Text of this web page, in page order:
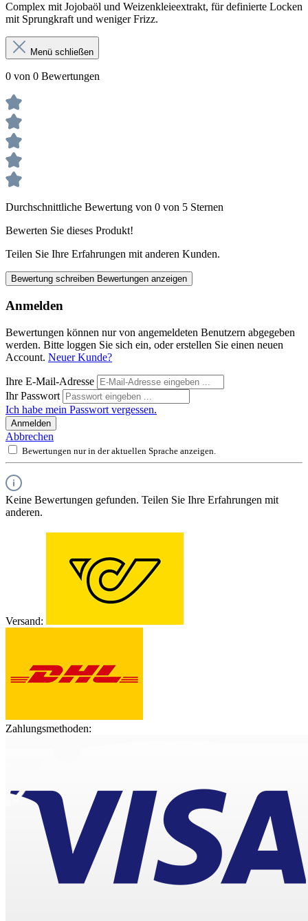
Complex mit Jojobaöl und Weizenkleieextrakt, für definierte Locken
mit Sprungkraft und weniger Frizz.
Menü schließen
0 von 0 Bewertungen
Durchschnittliche Bewertung von 0 von 5 Sternen
Bewerten Sie dieses Produkt!
Teilen Sie Ihre Erfahrungen mit anderen Kunden.
Bewertung schreiben Bewertungen anzeigen
Anmelden
Bewertungen können nur von angemeldeten Benutzern abgegeben
werden. Bitte loggen Sie sich ein, oder erstellen Sie einen neuen
Account. Neuer Kunde?
Ihre E-Mail-Adresse
Ihr Passwort
Ich habe mein Passwort vergessen.
Anmelden
Abbrechen
Bewertungen nur in der aktuellen Sprache anzeigen.
Keine Bewertungen gefunden. Teilen Sie Ihre Erfahrungen mit
anderen.
Versand:
Zahlungsmethoden: